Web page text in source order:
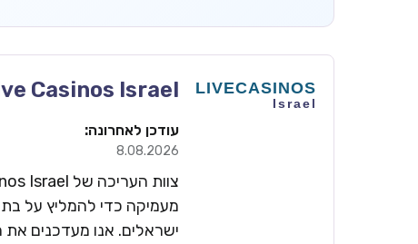
Casinos Israel
עודכן לאחרונה:
8.08.2026
מעמיקה כדי להמליץ על
ישראלים. אנו מעדכנים את